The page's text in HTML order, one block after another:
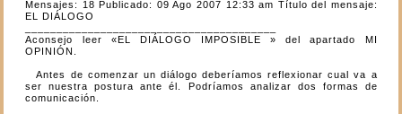
Mensajes: 18 Publicado: 09 Ago 2007 12:33 am Título del mensaje:
EL DIÁLOGO
Aconsejo leer «EL DIÁLOGO IMPOSIBLE » del apartado MI
OPINIÓN.
Antes de comenzar un diálogo deberíamos reflexionar cual va a
ser nuestra postura ante él. Podríamos analizar dos formas de
comunicación.